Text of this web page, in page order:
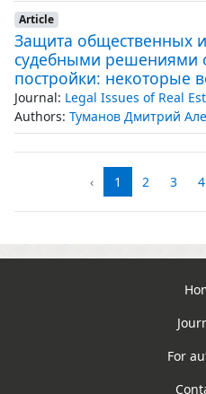
Article
Защита общественных
судебными решениями
постройки: некоторые
Journal: Legal Issues of Real
Authors: Туманов Дмитрий
‹ 1 2 3 4
For